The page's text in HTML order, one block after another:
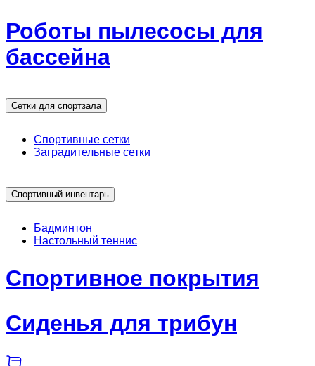
Роботы пылесосы для
бассейна
Сетки для спортзала
Спортивные сетки
Заградительные сетки
Спортивный инвентарь
Бадминтон
Настольный теннис
Спортивное покрытия
Сиденья для трибун